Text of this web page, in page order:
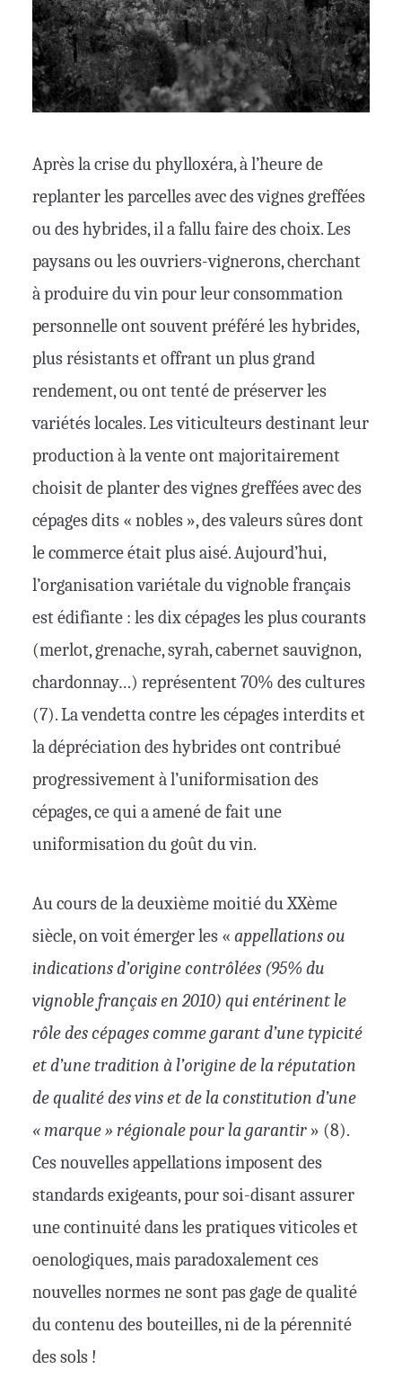
Après la crise du phylloxéra, à l’heure de
replanter les parcelles avec des vignes greffées
ou des hybrides, il a fallu faire des choix. Les
paysans ou les ouvriers-vignerons, cherchant
à produire du vin pour leur consommation
personnelle ont souvent préféré les hybrides,
plus résistants et offrant un plus grand
rendement, ou ont tenté de préserver les
variétés locales. Les viticulteurs destinant leur
production à la vente ont majoritairement
choisit de planter des vignes greffées avec des
cépages dits « nobles », des valeurs sûres dont
le commerce était plus aisé. Aujourd’hui,
l’organisation variétale du vignoble français
est édifiante : les dix cépages les plus courants
(merlot, grenache, syrah, cabernet sauvignon,
chardonnay…) représentent 70% des cultures
(7). La vendetta contre les cépages interdits et
la dépréciation des hybrides ont contribué
progressivement à l’uniformisation des
cépages, ce qui a amené de fait une
uniformisation du goût du vin.
Au cours de la deuxième moitié du XXème
siècle, on voit émerger les « appellations ou
indications d’origine contrôlées (95% du
vignoble français en 2010) qui entérinent le
rôle des cépages comme garant d’une typicité
et d’une tradition à l’origine de la réputation
de qualité des vins et de la constitution d’une
« marque » régionale pour la garantir » (8).
Ces nouvelles appellations imposent des
standards exigeants, pour soi-disant assurer
une continuité dans les pratiques viticoles et
oenologiques, mais paradoxalement ces
nouvelles normes ne sont pas gage de qualité
du contenu des bouteilles, ni de la pérennité
des sols !